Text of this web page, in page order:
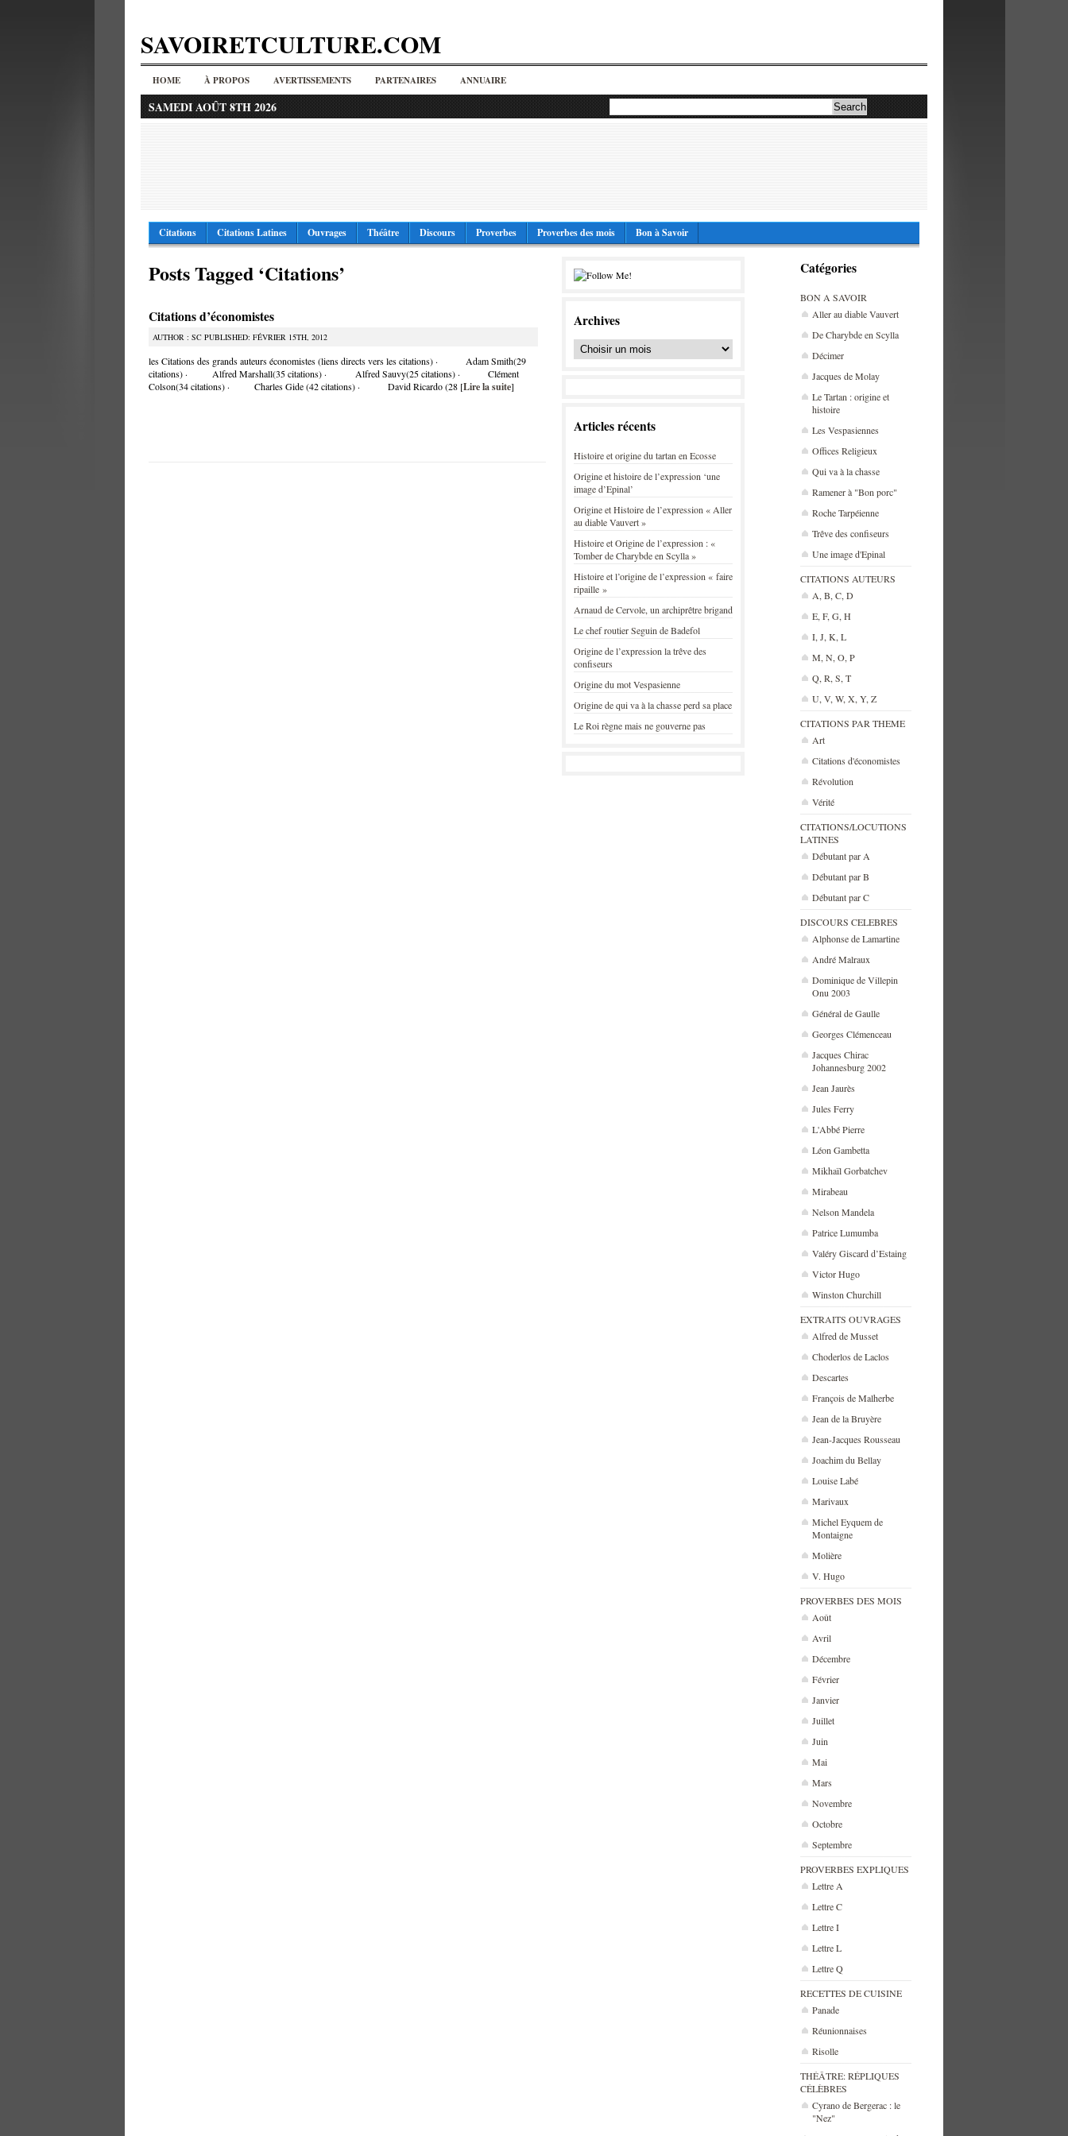
SAVOIRETCULTURE.COM
HOME À PROPOS AVERTISSEMENTS PARTENAIRES ANNUAIRE
SAMEDI AOÛT 8TH 2026
Citations Citations Latines Ouvrages Théâtre Discours Proverbes Proverbes des mois Bon à Savoir
Catégories
BON A SAVOIR
Aller au diable Vauvert
De Charybde en Scylla
Décimer
Jacques de Molay
Le Tartan : origine et
histoire
Les Vespasiennes
Offices Religieux
Qui va à la chasse
Ramener à "Bon porc"
Roche Tarpéienne
Trêve des confiseurs
Une image d'Epinal
CITATIONS AUTEURS
A, B, C, D
E, F, G, H
I, J, K, L
M, N, O, P
Q, R, S, T
U, V, W, X, Y, Z
CITATIONS PAR THEME
Art
Citations d'économistes
Révolution
Vérité
CITATIONS/LOCUTIONS
LATINES
Débutant par A
Débutant par B
Débutant par C
DISCOURS CELEBRES
Alphonse de Lamartine
André Malraux
Dominique de Villepin
Onu 2003
Général de Gaulle
Georges Clémenceau
Jacques Chirac
Johannesburg 2002
Jean Jaurès
Jules Ferry
L'Abbé Pierre
Léon Gambetta
Mikhaïl Gorbatchev
Mirabeau
Nelson Mandela
Patrice Lumumba
Valéry Giscard d’Estaing
Victor Hugo
Winston Churchill
EXTRAITS OUVRAGES
Alfred de Musset
Choderlos de Laclos
Descartes
François de Malherbe
Jean de la Bruyère
Jean-Jacques Rousseau
Joachim du Bellay
Louise Labé
Marivaux
Michel Eyquem de
Montaigne
Molière
V. Hugo
PROVERBES DES MOIS
Août
Avril
Décembre
Février
Janvier
Juillet
Juin
Mai
Mars
Novembre
Octobre
Septembre
PROVERBES EXPLIQUES
Lettre A
Lettre C
Lettre I
Lettre L
Lettre Q
RECETTES DE CUISINE
Panade
Réunionnaises
Risolle
THÉÂTRE: RÉPLIQUES
CÉLÈBRES
Cyrano de Bergerac : le
"Nez"
Posts Tagged ‘Citations’
Citations d’économistes
AUTHOR : SC PUBLISHED: FÉVRIER 15TH, 2012
les Citations des grands auteurs économistes (liens directs vers les citations) · Adam Smith(29
citations) · Alfred Marshall(35 citations) · Alfred Sauvy(25 citations) · Clément
Colson(34 citations) · Charles Gide (42 citations) · David Ricardo (28 [Lire la suite]
Archives
Articles récents
Histoire et origine du tartan en Ecosse
Origine et histoire de l’expression ‘une
image d’Epinal’
Origine et Histoire de l’expression « Aller
au diable Vauvert »
Histoire et Origine de l’expression : «
Tomber de Charybde en Scylla »
Histoire et l’origine de l’expression « faire
ripaille »
Arnaud de Cervole, un archiprêtre brigand
Le chef routier Seguin de Badefol
Origine de l’expression la trêve des
confiseurs
Origine du mot Vespasienne
Origine de qui va à la chasse perd sa place
Le Roi règne mais ne gouverne pas